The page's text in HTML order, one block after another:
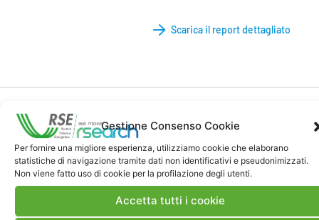
Gestione Consenso Cookie
Per fornire una migliore esperienza, utilizziamo cookie che elaborano
statistiche di navigazione tramite dati non identificativi e pseudonimizzati.
Non viene fatto uso di cookie per la profilazione degli utenti.
Accetta tutti i cookie
Scarica il report dettagliato
Contatti
Note Legali